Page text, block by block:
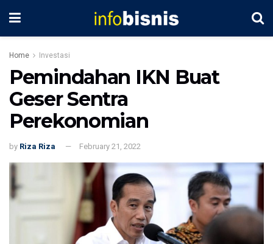
Home Investasi
Pemindahan IKN Buat
Geser Sentra
Perekonomian
by Riza Riza February 21, 2022